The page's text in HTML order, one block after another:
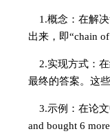
1.概念：在解
出来，即“chain of
2.实现方式：
最终的答案。这
3.示例：在论
and bought 6